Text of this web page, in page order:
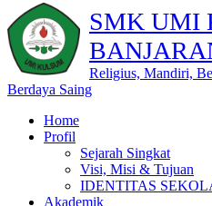
SMK UMI
Religius, Mandiri,
Berdaya Saing
Home
Profil
Sejarah Singkat
Visi, Misi & Tujuan
IDENTITAS
Akademik